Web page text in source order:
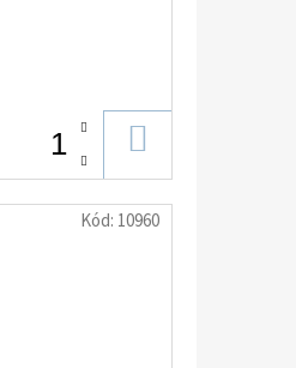
KOŠÍKU
Kód: 10960